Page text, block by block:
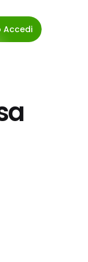
Accedi